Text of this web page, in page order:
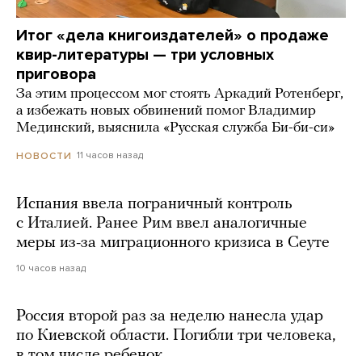
Итог «дела книгоиздателей» о продаже
квир-литературы — три условных
приговора
За этим процессом мог стоять Аркадий Ротенберг,
а избежать новых обвинений помог Владимир
Мединский, выяснила «Русская служба Би-би-си»
НОВОСТИ 11 часов назад
Испания ввела пограничный контроль
с Италией. Ранее Рим ввел аналогичные
меры из-за миграционного кризиса в Сеуте
10 часов назад
Россия второй раз за неделю нанесла удар
по Киевской области. Погибли три человека,